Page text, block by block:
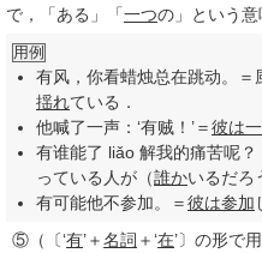
で，「ある」「一つの」という意
用例
有风，你看蜡烛总在跳动。＝
揺れている．
他喊了一声：‘有贼！’＝彼は
有谁能了 liǎo 解我的痛苦呢？
っている人が（誰かいるだろ
有可能他不参加。＝彼は参加
⑤ （〔‘有’＋名詞 ＋‘在’〕の形で